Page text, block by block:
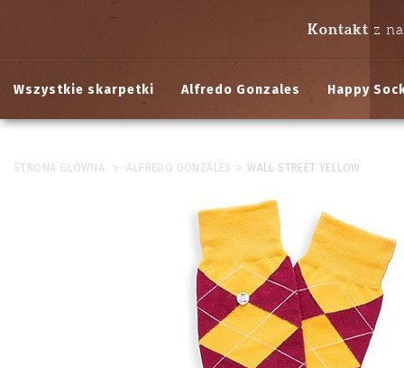
Kontakt z
Wszystkie skarpetki Alfredo Gonzales Happy
STRONA GŁÓWNA > ALFREDO GONZALES > WALL STREET YELLOW